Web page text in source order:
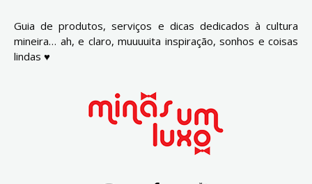
Guia de produtos, serviços e dicas dedicados à cultura
mineira… ah, e claro, muuuuita inspiração, sonhos e coisas
lindas ♥